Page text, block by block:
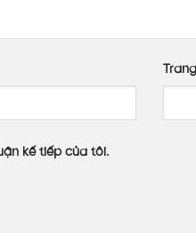
kế tiếp của tôi.